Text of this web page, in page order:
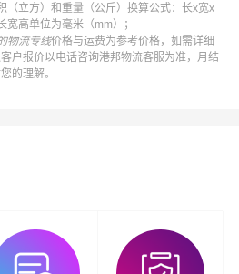
（立方）和重量（公斤）换算公式：长x宽x
高单位为毫米（mm）；
物流专线价格与运费为参考价格，如需详细
户报价以电话咨询港邦物流客服为准，月结
的理解。